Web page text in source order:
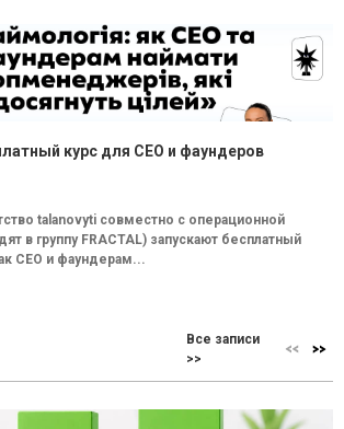
курс для CEO и фаундеров
talanovyti совместно с операционной
в группу FRACTAL) запускают бесплатный
СEO и фаундерам...
Все записи
>>